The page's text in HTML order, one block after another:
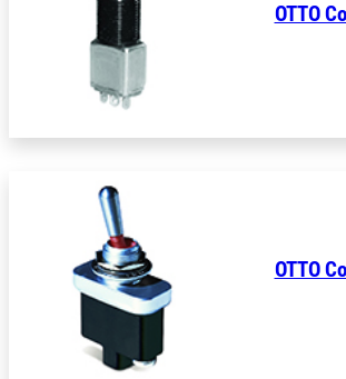
OTTO
OTTO